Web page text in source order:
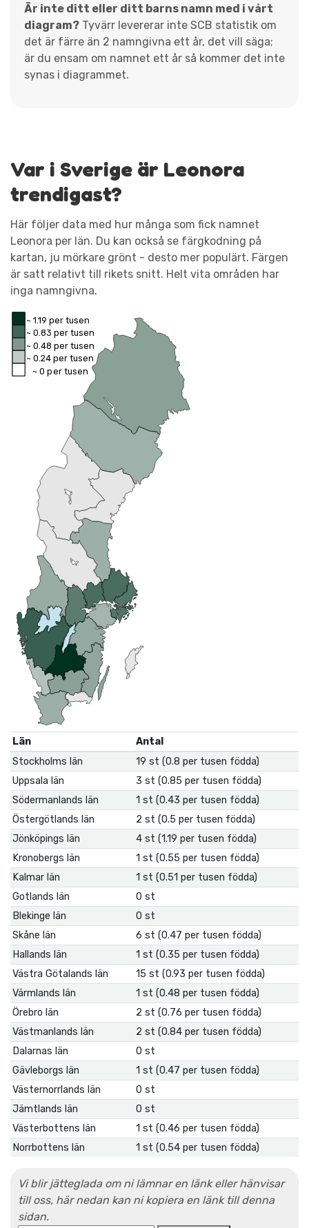
Är inte ditt eller ditt barns namn med i vårt
diagram? Tyvärr levererar inte SCB statistik om
det är färre än 2 namngivna ett år, det vill säga;
är du ensam om namnet ett år så kommer det inte
synas i diagrammet.
Var i Sverige är Leonora
trendigast?
Här följer data med hur många som fick namnet
Leonora per län. Du kan också se färgkodning på
kartan, ju mörkare grönt - desto mer populärt. Färgen
är satt relativt till rikets snitt. Helt vita områden har
inga namngivna.
~ 1.19 per tusen
~ 0.83 per tusen
~ 0.48 per tusen
~ 0.24 per tusen
~ 0 per tusen
Län
Antal
Stockholms län
19 st (0.8 per tusen födda)
Uppsala län
3 st (0.85 per tusen födda)
Södermanlands län
1 st (0.43 per tusen födda)
Östergötlands län
2 st (0.5 per tusen födda)
Jönköpings län
4 st (1.19 per tusen födda)
Kronobergs län
1 st (0.55 per tusen födda)
Kalmar län
1 st (0.51 per tusen födda)
Gotlands län
0 st
Blekinge län
0 st
Skåne län
6 st (0.47 per tusen födda)
Hallands län
1 st (0.35 per tusen födda)
Västra Götalands län
15 st (0.93 per tusen födda)
Värmlands län
1 st (0.48 per tusen födda)
Örebro län
2 st (0.76 per tusen födda)
Västmanlands län
2 st (0.84 per tusen födda)
Dalarnas län
0 st
Gävleborgs län
1 st (0.47 per tusen födda)
Västernorrlands län
0 st
Jämtlands län
0 st
Västerbottens län
1 st (0.46 per tusen födda)
Norrbottens län
1 st (0.54 per tusen födda)
Vi blir jätteglada om ni lämnar en länk eller hänvisar
till oss, här nedan kan ni kopiera en länk till denna
sidan.